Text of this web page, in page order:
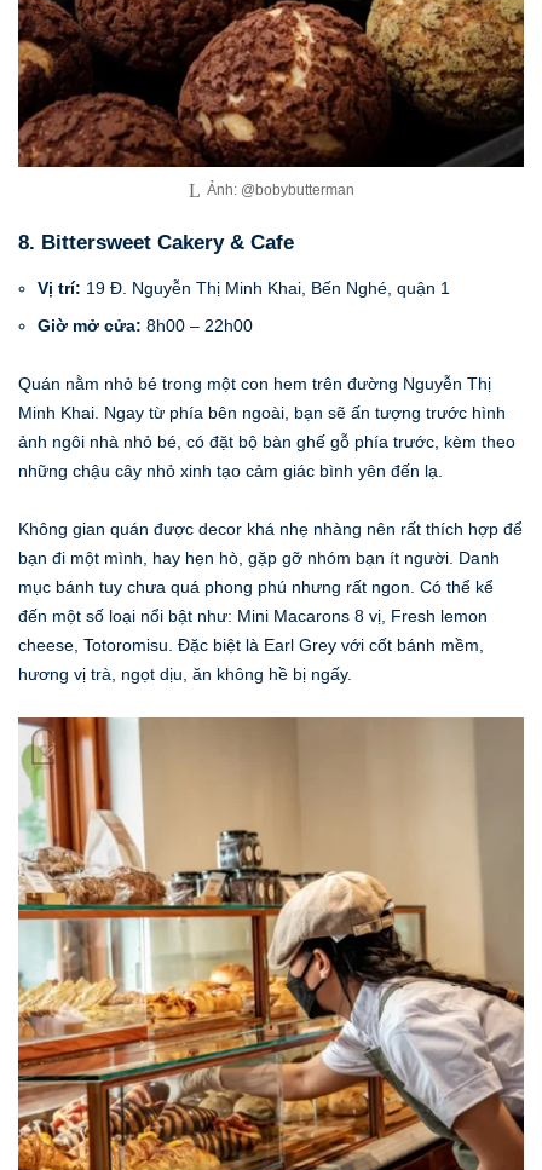
Ảnh: @bobybutterman
8. Bittersweet Cakery & Cafe
Vị trí: 19 Đ. Nguyễn Thị Minh Khai, Bến Nghé, quận 1
Giờ mở cửa: 8h00 – 22h00
Quán nằm nhỏ bé trong một con hem trên đường Nguyễn Thị
Minh Khai. Ngay từ phía bên ngoài, bạn sẽ ấn tượng trước hình
ảnh ngôi nhà nhỏ bé, có đặt bộ bàn ghế gỗ phía trước, kèm theo
những chậu cây nhỏ xinh tạo cảm giác bình yên đến lạ.
Không gian quán được decor khá nhẹ nhàng nên rất thích hợp để
bạn đi một mình, hay hẹn hò, gặp gỡ nhóm bạn ít người. Danh
mục bánh tuy chưa quá phong phú nhưng rất ngon. Có thể kể
đến một số loại nổi bật như: Mini Macarons 8 vị, Fresh lemon
cheese, Totoromisu. Đặc biệt là Earl Grey với cốt bánh mềm,
hương vị trà, ngọt dịu, ăn không hề bị ngấy.